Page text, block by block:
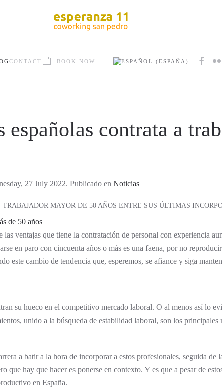
CONTACT BOOK NOW
contrata a
27 July 2022. Publicado en Noticias
MAYOR DE 50 AÑOS ENTRE SUS ÚLTIMAS
las ventajas que tiene la contratación de personal con experiencia
en paro con cincuenta años o más es una faena, por no
este cambio de tendencia que, esperemos, se afiance y siga
su hueco en el competitivo mercado laboral. O al menos así lo
unido a la búsqueda de estabilidad laboral, son los principales
a batir a la hora de incorporar a estos profesionales, seguida de
hay que hacer es ponerse en contexto. Y es que a pesar de
en España.